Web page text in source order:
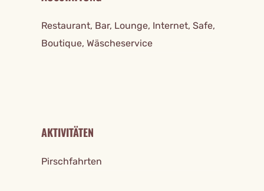
Restaurant, Bar, Lounge, Internet, Safe,
Boutique, Wäscheservice
AKTIVITÄTEN
Pirschfahrten